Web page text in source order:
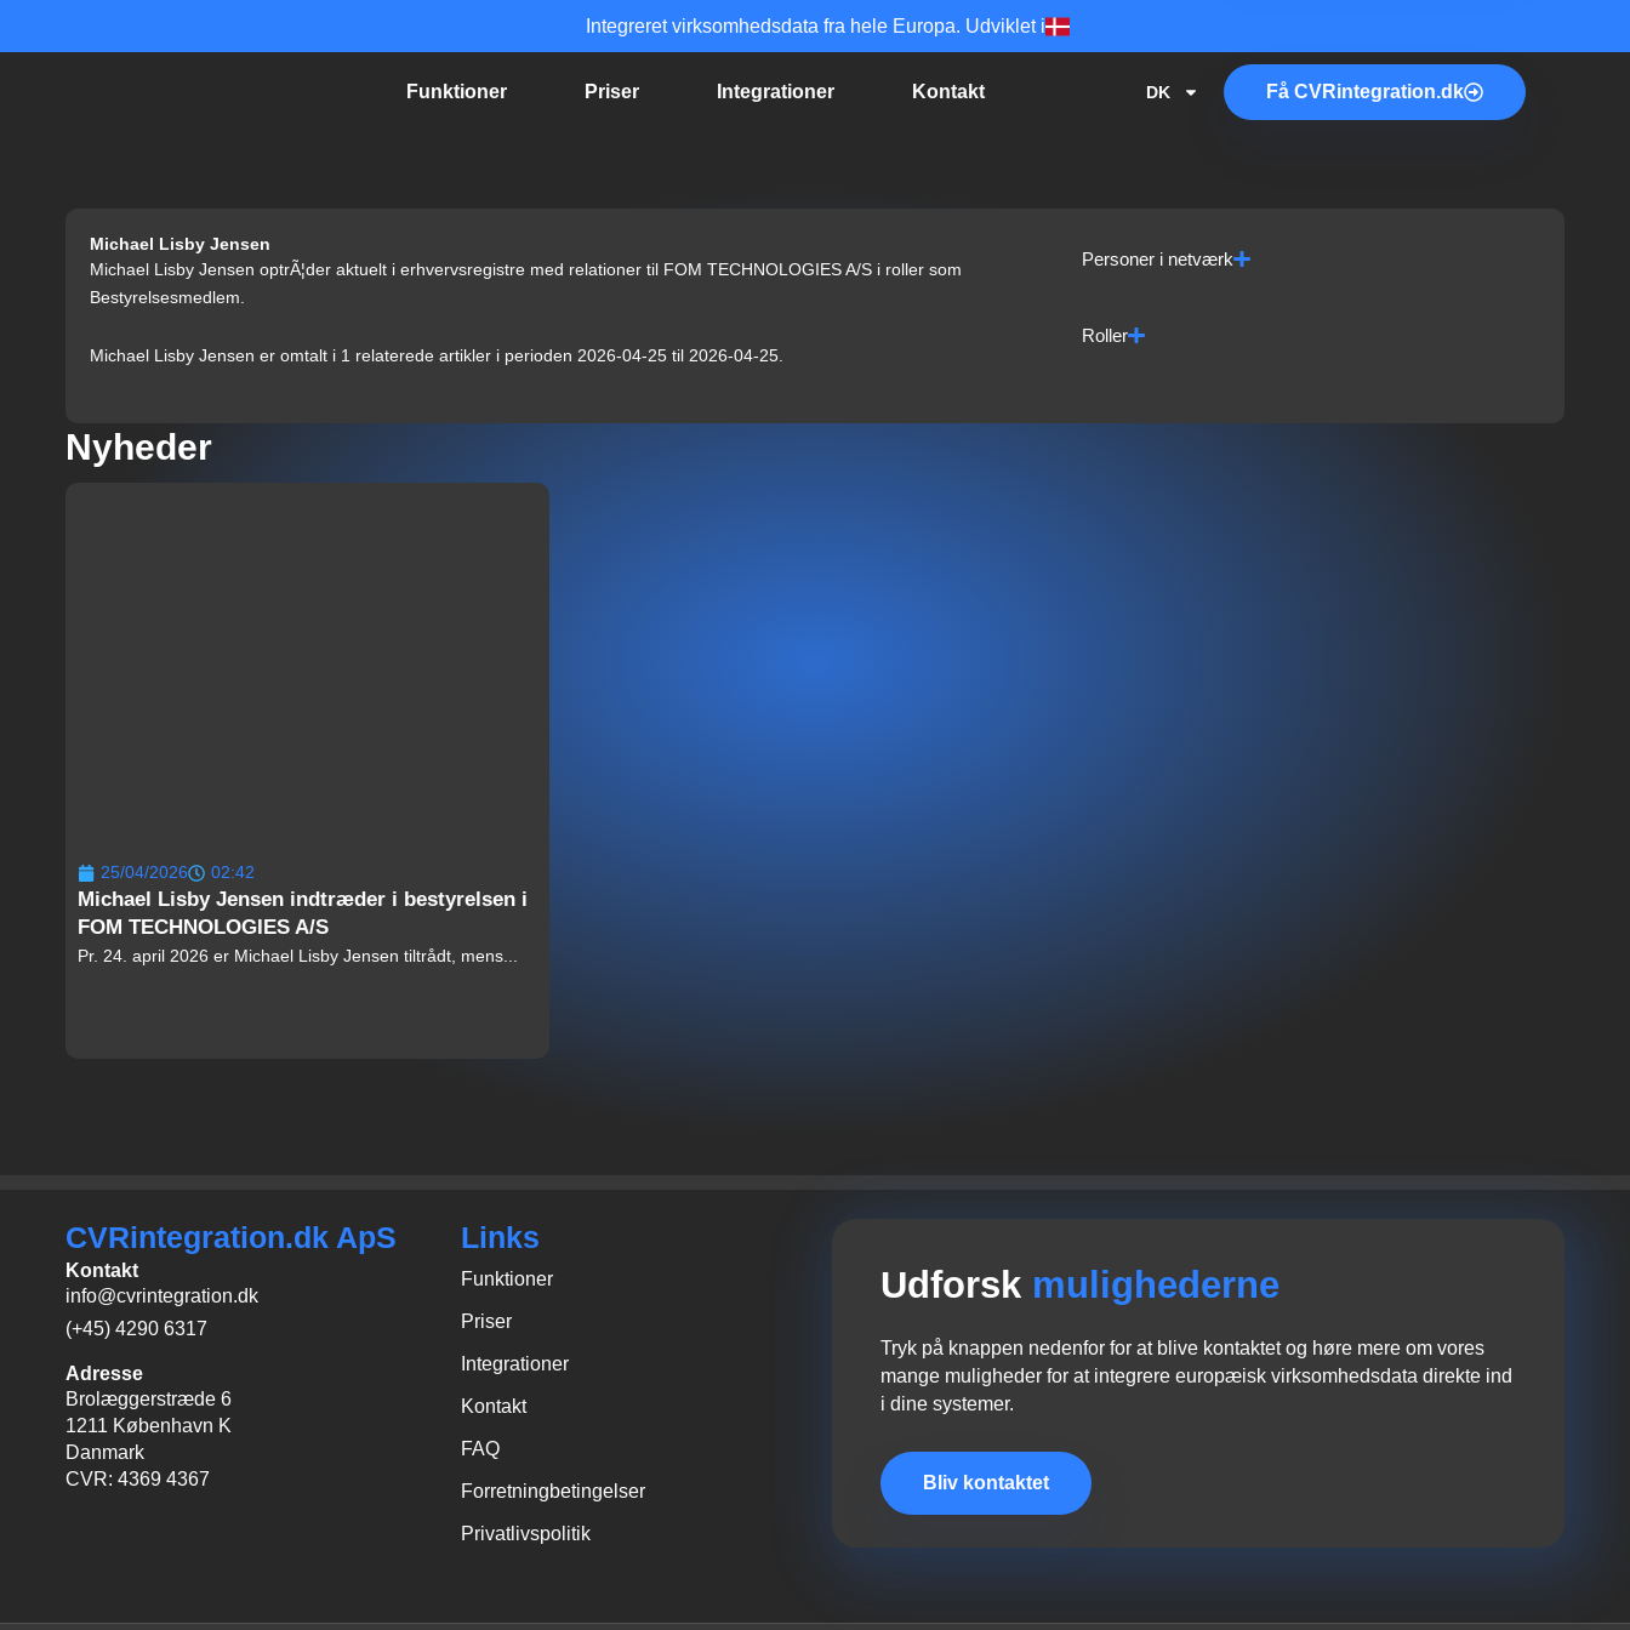
Integreret virksomhedsdata fra hele Europa. Udviklet i
Funktioner Priser Integrationer Kontakt DK FåCVRintegration.dk
Michael Lisby Jensen
Michael Lisby Jensen optrÃ¦der aktuelt i erhvervsregistre med relationer til FOM TECHNOLOGIES A/S i roller som
Bestyrelsesmedlem.
Michael Lisby Jensen er omtalt i 1 relaterede artikler i perioden 2026-04-25 til 2026-04-25.
Personer i netværk
Roller
Nyheder
25/04/2026 02:42
Michael Lisby Jensen indtræder i bestyrelsen i
FOM TECHNOLOGIES A/S
Pr. 24. april 2026 er Michael Lisby Jensen tiltrådt, mens...
CVRintegration.dk ApS
Kontakt
info@cvrintegration.dk
(+45) 4290 6317
Adresse
Brolæggerstræde 6
1211 København K
Danmark
CVR: 4369 4367
Links
Funktioner
Priser
Integrationer
Kontakt
FAQ
Forretningbetingelser
Privatlivspolitik
Udforsk mulighederne
Tryk på knappen nedenfor for at blive kontaktet og høre mere om vores
mange muligheder for at integrere europæisk virksomhedsdata direkte ind
i dine systemer.
Bliv kontaktet